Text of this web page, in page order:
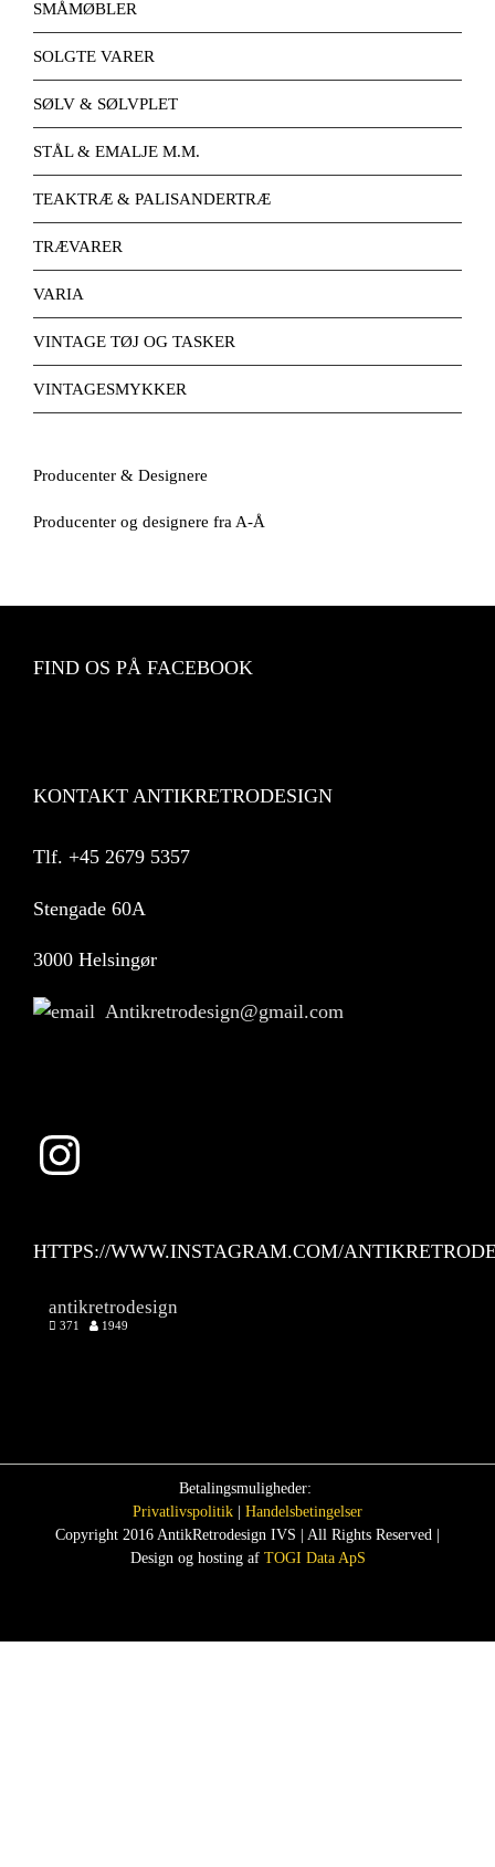
SMÅMØBLER
SOLGTE VARER
SØLV & SØLVPLET
STÅL & EMALJE M.M.
TEAKTRÆ & PALISANDERTRÆ
TRÆVARER
VARIA
VINTAGE TØJ OG TASKER
VINTAGESMYKKER
Producenter & Designere
Producenter og designere fra A-Å
FIND OS PÅ FACEBOOK
KONTAKT ANTIKRETRODESIGN
Tlf. +45 2679 5357
Stengade 60A
3000 Helsingør
Antikretrodesign@gmail.com
HTTPS://WWW.INSTAGRAM.COM/
antikretrodesign
371 1949
Betalingsmuligheder:
Privatlivspolitik
Handelsbetingelser
Copyright 2016 AntikRetrodesign IVS | All Rights Reserved |
Design og hosting af TOGI Data ApS